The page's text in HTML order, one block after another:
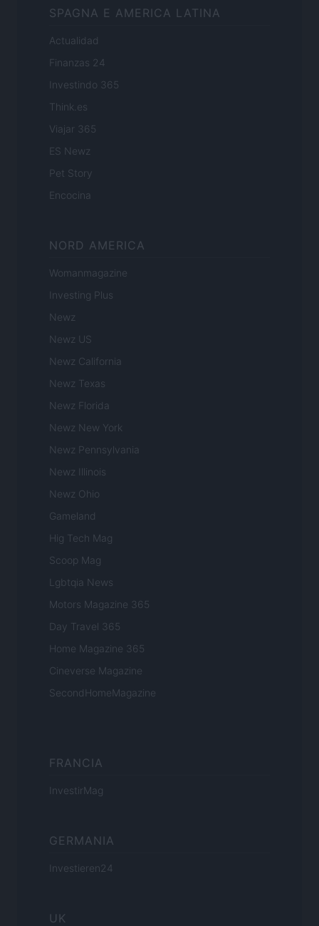
SPAGNA E AMERICA LATINA
Actualidad
Finanzas 24
Investindo 365
Think.es
Viajar 365
ES Newz
Pet Story
Encocina
NORD AMERICA
Womanmagazine
Investing Plus
Newz
Newz US
Newz California
Newz Texas
Newz Florida
Newz New York
Newz Pennsylvania
Newz Illinois
Newz Ohio
Gameland
Hig Tech Mag
Scoop Mag
Lgbtqia News
Motors Magazine 365
Day Travel 365
Home Magazine 365
Cineverse Magazine
SecondHomeMagazine
FRANCIA
InvestirMag
GERMANIA
Investieren24
UK